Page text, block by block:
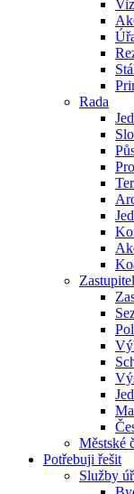
Rada
Městské
Potřebuji řešit
Služby